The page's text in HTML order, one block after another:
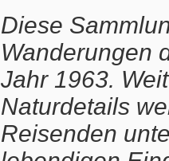
Diese
Wanderungen
Jahr 1963.
Naturdetails
Reisenden